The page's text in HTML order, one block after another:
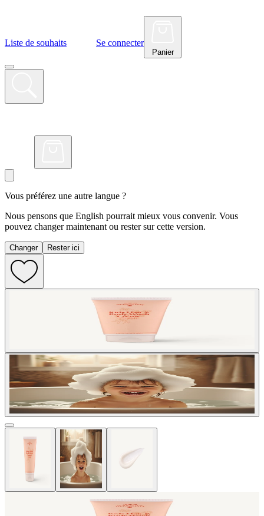
Liste de souhaits Se connecter
Panier
Vous préférez une autre langue ?
Nous pensons que English pourrait mieux vous convenir. Vous
pouvez changer maintenant ou rester sur cette version.
Changer Rester ici